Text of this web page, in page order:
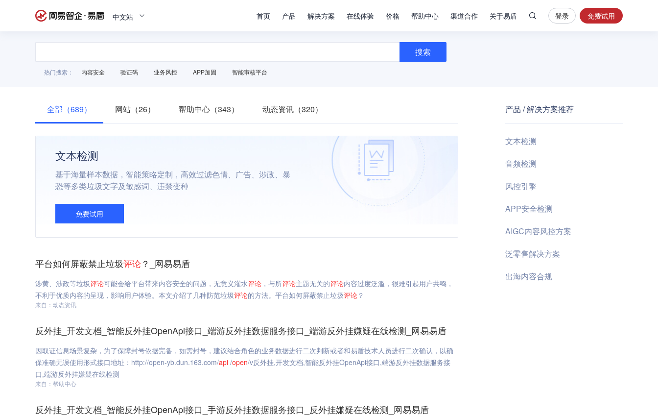
中文站 首页 产品 解决方案 在线体验 价格 帮助中心 渠道合作 关于易盾
安
全
控
登录 免费试用
搜索
热门搜索： 内容安全 验证码 业务风控 APP加固 智能审核平台
全部（689） 网站（26） 帮助中心（343） 动态资讯（320）
文本检测
基于海量样本数据，智能策略定制，高效过滤色情、广告、涉政、暴
恐等多类垃圾文字及敏感词、违禁变种
免费试用
平台如何屏蔽禁止垃圾评论 ？_网易易盾
涉黄、涉政等垃圾评论可能会给平台带来内容安全的问题，无意义灌水评论 ，与所评论主题无关的评论内容过度泛滥，很难引起用户共鸣，
不利于优质内容的呈现，影响用户体验。本文介绍了几种防范垃圾评论的方法。平台如何屏蔽禁止垃圾评论 ？
来自：动态资讯
反外挂_开发文档_智能反外挂OpenApi接口_端游反外挂数据服务接口_端游反外挂嫌疑在线检测_网易易盾
因取证信息场景复杂，为了保障封号依据完备，如需封号，建议结合角色的业务数据进行二次判断或者和易盾技术人员进行二次确认，以确
保准确无误使用形式接口地址：http://open-yb.dun.163.com/api /open/v反外挂,开发文档,智能反外挂OpenApi接口,端游反外挂数据服务接
口,端游反外挂嫌疑在线检测
来自：帮助中心
反外挂_开发文档_智能反外挂OpenApi接口_手游反外挂数据服务接口_反外挂嫌疑在线检测_网易易盾
产品 / 解决方案推荐
文本检测
音频检测
风控引擎
APP安全检测
AIGC内容风控方案
泛零售解决方案
出海内容合规